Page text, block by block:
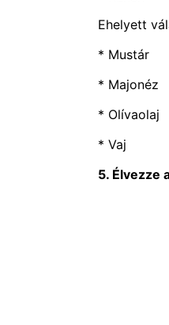
Ehelyett
* Mustár
* Majonéz
* Olívaolaj
* Vaj
5. Élvezze